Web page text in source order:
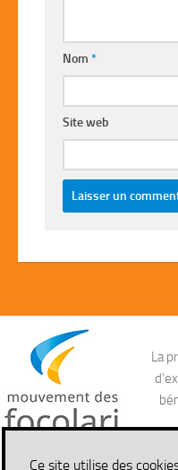
Nom *
Site web
La
Ce site utilise des